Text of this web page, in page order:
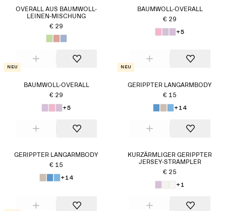
OVERALL AUS BAUMWOLL-
LEINEN-MISCHUNG
€ 29
BAUMWOLL-OVERALL
€ 29
+5
Neu
BAUMWOLL-OVERALL
€ 29
+5
Neu
GERIPPTER LANGARMBODY
€ 15
+14
GERIPPTER LANGARMBODY
€ 15
+14
KURZÄRMLIGER GERIPPTER
JERSEY-STRAMPLER
€ 25
+1